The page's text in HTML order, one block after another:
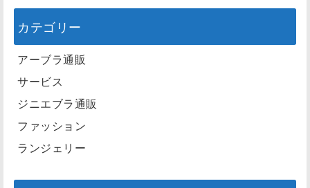
カテゴリー
アーブラ通販
サービス
ジニエブラ通販
ファッション
ランジェリー